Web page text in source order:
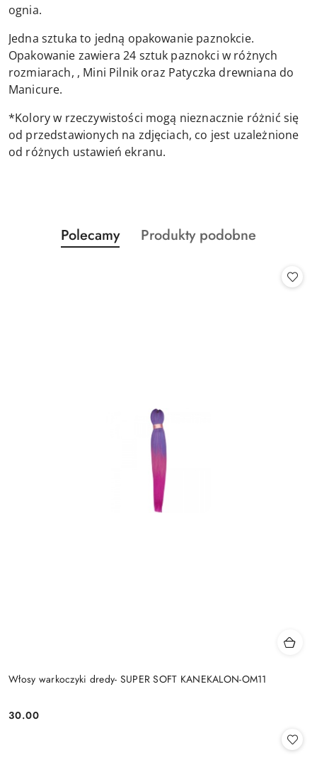
ognia.
Jedna sztuka to jedną opakowanie paznokcie.
Opakowanie zawiera 24 sztuk paznokci w różnych
rozmiarach, , Mini Pilnik oraz Patyczka drewniana do
Manicure.
*Kolory w rzeczywistości mogą nieznacznie różnić się
od przedstawionych na zdjęciach, co jest uzależnione
od różnych ustawień ekranu.
Pomiń karuzelę produktów
Produkty
o
Polecamy
Produkty
Produkty podobne
Włosy warkoczyki dredy- SUPER SOFT KANEKALON-OM11
Cena:
30.00